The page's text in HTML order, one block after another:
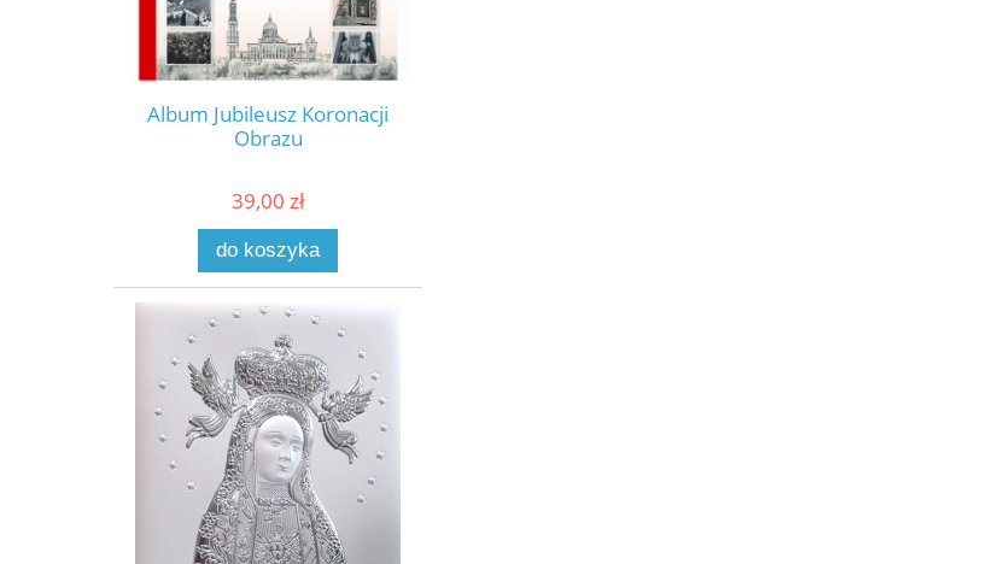
Album Jubileusz Koronacji
Obrazu
39,00 zł
do koszyka